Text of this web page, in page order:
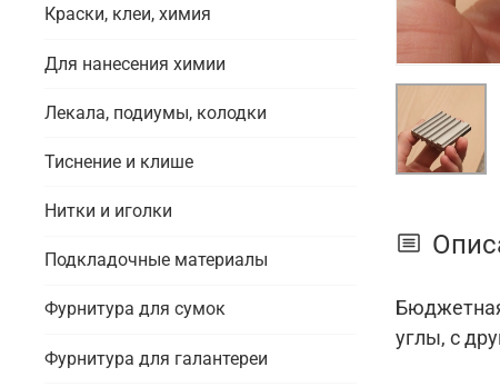
углы, с
Краски, клеи, химия
Для нанесения химии
Лекала, подиумы, колодки
Тиснение и клише
Нитки и иголки
Подкладочные материалы
Фурнитура для сумок
Фурнитура для галантереи